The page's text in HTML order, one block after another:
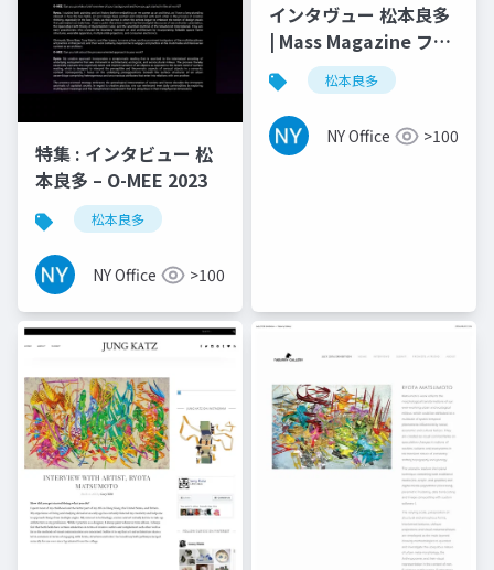
特集 : インタビュー 松
本良多 – O-MEE 2023
松本良多
NY Office >100
インタヴュー 松本良多
| Mass Magazine ファ
ッション ＆ アート
2016
松本良多
NY Office >100